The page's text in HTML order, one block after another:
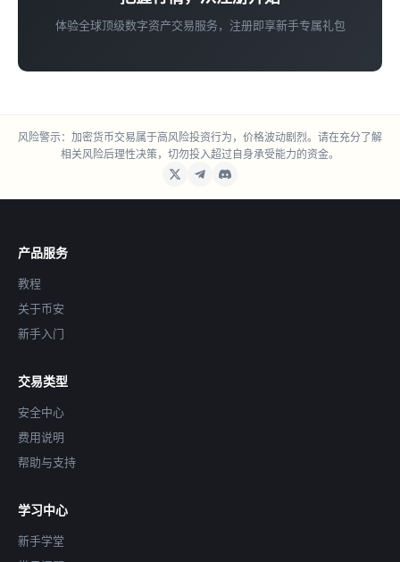
体验全球顶级数字资产交易服务，注册即享新手专属礼包
风险警示：加密货币交易属于高风险投资行为，价格波动剧烈。请在充分了解
相关风险后理性决策，切勿投入超过自身承受能力的资金。
产品服务
教程
关于币安
新手入门
交易类型
安全中心
费用说明
帮助与支持
学习中心
新手学堂